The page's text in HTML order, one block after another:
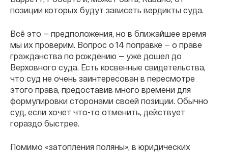
позиции которых будут зависеть вердикты суда.
Всё это — предположения, но в ближайшее время
мы их проверим. Вопрос о 14 поправке — о праве
гражданства по рождению — уже дошел до
Верховного суда. Есть косвенные свидетельства,
что суд не очень заинтересован в пересмотре
этого права, предоставив много времени для
формулировки сторонами своей позиции. Обычно
суд, если хочет что-то отменить, действует
гораздо быстрее.
Помимо «затопления поляны», в юридических